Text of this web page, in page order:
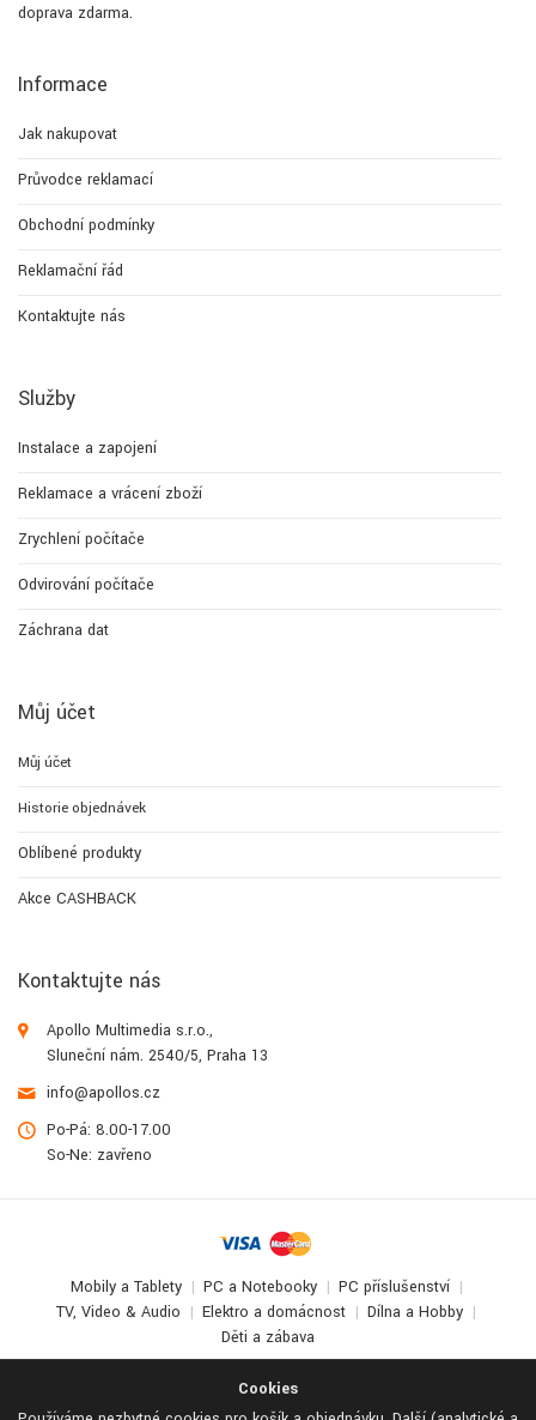
Cookies
doprava zdarma.
Informace
Jak nakupovat
Průvodce reklamací
Obchodní podmínky
Reklamační řád
Kontaktujte nás
Služby
Instalace a zapojení
Reklamace a vrácení zboží
Zrychlení počítače
Odvirování počítače
Záchrana dat
Můj účet
Můj účet
Historie objednávek
Oblíbené produkty
Akce CASHBACK
Kontaktujte nás
Apollo Multimedia s.r.o.,
Sluneční nám. 2540/5, Praha 13
info@apollos.cz
Po-Pá: 8.00-17.00
So-Ne: zavřeno
Mobily a Tablety PC a Notebooky
PC příslušenství
TV, Video & Audio
Elektro a domácnost
Dílna a Hobby
Děti a zábava